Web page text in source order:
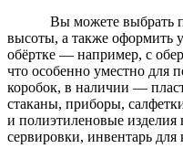
Вы можете выбрать
высоты, а также оформить
обёртке — например, с
что особенно уместно для
коробок, в наличии —
стаканы, приборы,
и полиэтиленовые
сервировки, инвентарь для